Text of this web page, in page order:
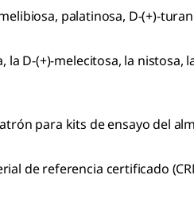
palatinosa, D-(+)-
D-(+)-melecitosa, la nistosa,
para kits de ensayo del
de referencia certificado